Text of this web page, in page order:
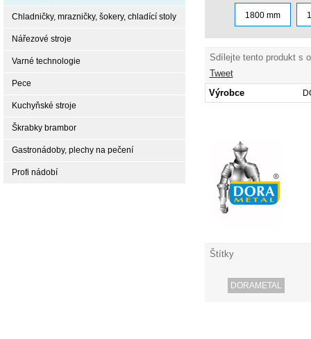
1800 mm
Sdílejte tento produkt s
Tweet
Výrobce
Štítky
DORAMETAL
Chladničky, mrazničky, šokery, chladící stoly
Nářezové stroje
Varné technologie
Pece
Kuchyňské stroje
Škrabky brambor
Gastronádoby, plechy na pečení
Profi nádobí